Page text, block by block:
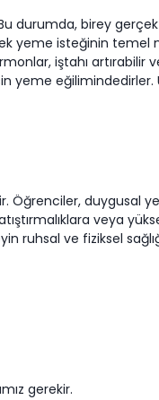
durumda, birey
yeme isteğinin temel
iştahı artırabilir
yeme eğilimindedirler.
duygusal
veya
ruhsal ve fiziksel
gerekir.